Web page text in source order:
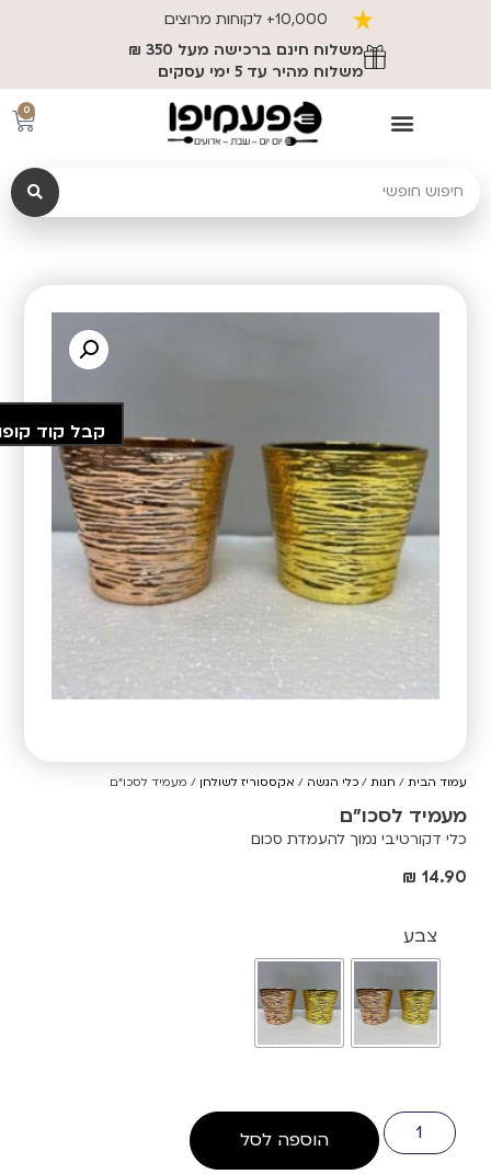
10,000+ לקוחות מרוצים
משלוח חינם ברכישה מעל 350 ₪
משלוח מהיר עד 5 ימי עסקים
0
עמוד הבית / חנות /כלי הגשה / אקססוריז לשולחן / מעמיד לסכו"ם
מעמיד לסכו"ם
כלי דקורטיבי נמוך להעמדת סכום
₪ 14.90
צבע
הוספה לסל
קבל קוד